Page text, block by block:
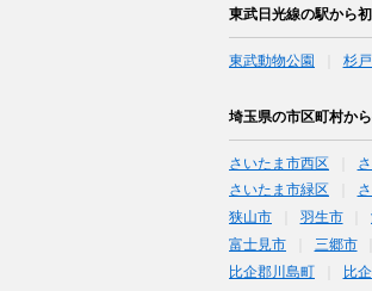
東武日光線の駅から
東武動物公園 杉
埼玉県の市区町村か
さいたま市西区
さいたま市緑区
狭山市
羽生市
富士見市
三郷市
比企郡川島町
比